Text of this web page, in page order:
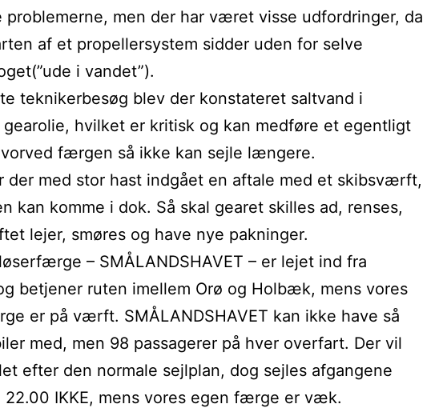
men der har været visse udfordringer, da
af et propellersystem sidder uden for selve
i vandet”).
teknikerbesøg blev der konstateret saltvand i
hvilket er kritisk og kan medføre et egentligt
færgen så ikke kan sejle længere.
der med stor hast indgået en aftale med et skibsværft,
kan komme i dok. Så skal gearet skilles ad, renses,
lejer, smøres og have nye pakninger.
– SMÅLANDSHAVET – er lejet ind fra
betjener ruten imellem Orø og Holbæk, mens vores
er på værft. SMÅLANDSHAVET kan ikke have så
med, men 98 passagerer på hver overfart. Der vil
efter den normale sejlplan, dog sejles afgangene
22.00 IKKE, mens vores egen færge er væk.